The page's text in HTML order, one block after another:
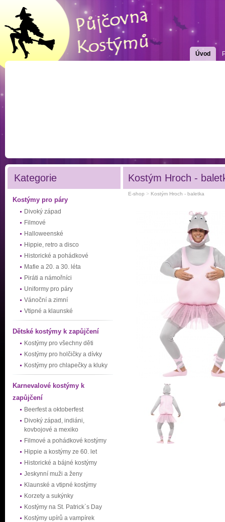
Úvod
Kategorie
Kostýmy pro páry
Divoký západ
Filmové
Halloweenské
Hippie, retro a disco
Historické a pohádkové
Mafie a 20. a 30. léta
Piráti a námořníci
Uniformy pro páry
Vánoční a zimní
Vtipné a klaunské
Dětské kostýmy k zapůjčení
Kostýmy pro všechny děti
Kostýmy pro holčičky a dívky
Kostýmy pro chlapečky a kluky
Karnevalové kostýmy k
zapůjčení
Beerfest a oktoberfest
Divoký západ, indiáni,
kovbojové a mexiko
Filmové a pohádkové kostýmy
Hippie a kostýmy ze 60. let
Historické a bájné kostýmy
Jeskynní muži a ženy
Klaunské a vtipné kostýmy
Korzety a sukýnky
Kostýmy na St. Patrick`s Day
Kostýmy upírů a vampírek
Kostým Hroch -
E-shop > Kostým Hroch - baletka